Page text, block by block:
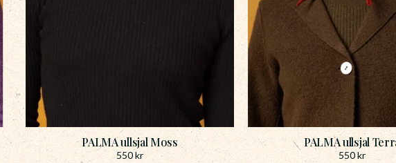
PALMA ullsjal Moss
550kr
PALMA ullsjal
550kr